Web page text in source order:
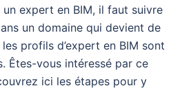
expert en BIM, il faut suivre
un domaine qui devient de
profils d’expert en BIM sont
Êtes-vous intéressé par ce
ici les étapes pour y